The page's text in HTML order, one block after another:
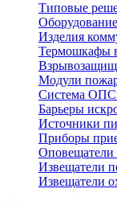
Типовые
Изделия
Термошкафы
Модули
Система ОПС
Барьеры
Источники
Приборы
Извещатели
Извещатели